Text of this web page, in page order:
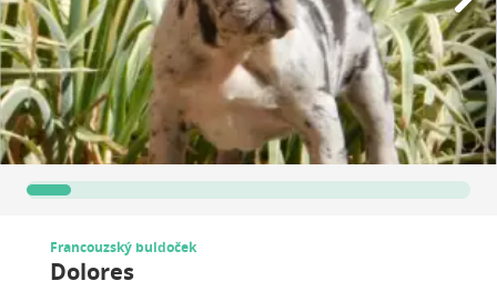
Francouzský buldoček
Dolores